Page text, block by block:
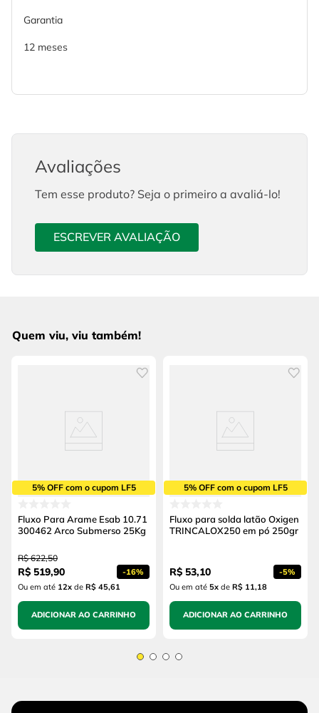
Garantia
12 meses
Avaliações
Tem esse produto? Seja o primeiro a avaliá-lo!
ESCREVER AVALIAÇÃO
Quem viu, viu também!
5% OFF com o cupom LF5
Fluxo Para Arame Esab 10.71
300462 Arco Submerso 25Kg
R$ 622,50
R$ 519,90 -16%
Ou em até 12x de R$ 45,61
ADICIONAR AO CARRINHO
5% OFF com o cupom LF5
Fluxo para solda latão Oxigen
TRINCALOX250 em pó 250gr
R$ 53,10 -5%
Ou em até 5x de R$ 11,18
ADICIONAR AO CARRINHO